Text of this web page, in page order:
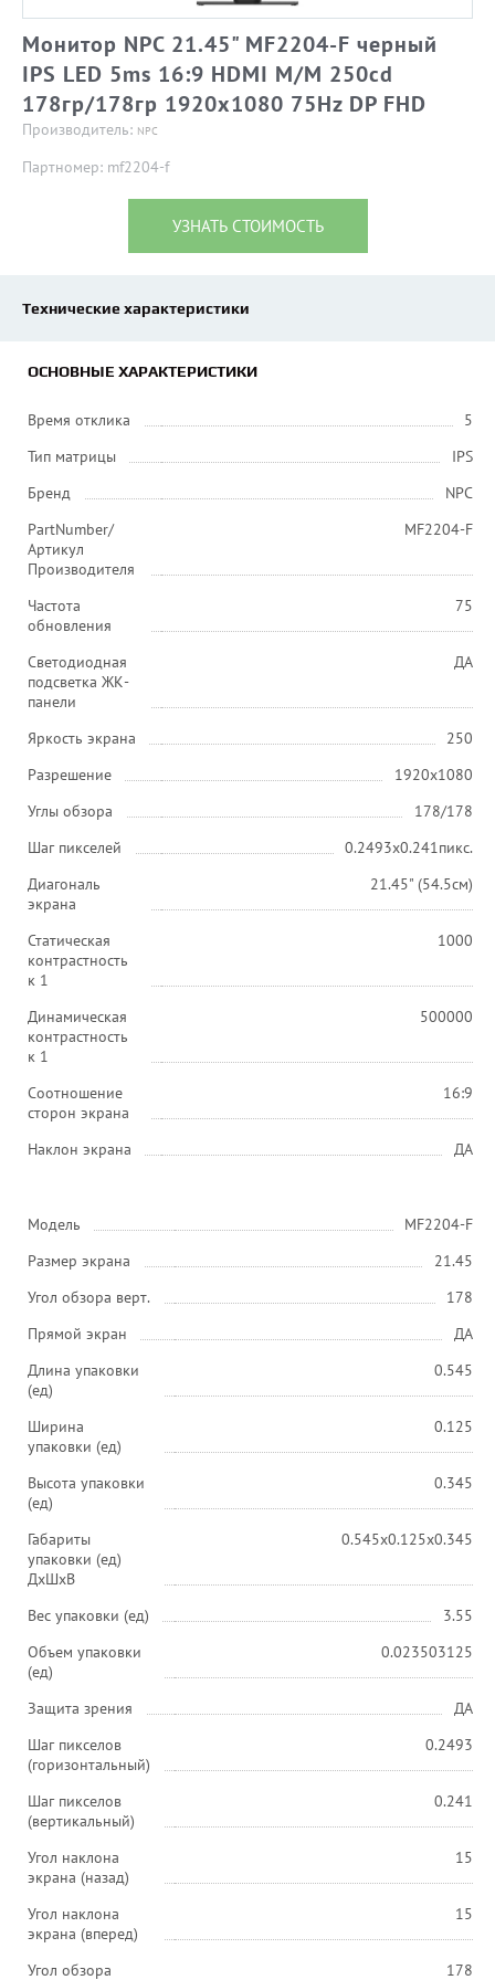
Монитор NPC 21.45" MF2204-F черный
IPS LED 5ms 16:9 HDMI M/M 250cd
178гр/178гр 1920x1080 75Hz DP FHD
Производитель: NPC
Партномер: mf2204-f
УЗНАТЬ СТОИМОСТЬ
Технические характеристики
ОСНОВНЫЕ ХАРАКТЕРИСТИКИ
Время отклика
5
Тип матрицы
IPS
Бренд
NPC
PartNumber/
Артикул
Производителя
MF2204-F
Частота
обновления
75
Светодиодная
подсветка ЖК-
панели
ДА
Яркость экрана
250
Разрешение
1920x1080
Углы обзора
178/178
Шаг пикселей
0.2493x0.241пикс.
Диагональ
экрана
21.45" (54.5см)
Статическая
контрастность
к 1
1000
Динамическая
контрастность
к 1
500000
Соотношение
сторон экрана
16:9
Наклон экрана ДА
Модель
MF2204-F
Размер экрана
21.45
Угол обзора верт.
178
Прямой экран
ДА
Длина упаковки
(ед)
0.545
Ширина
упаковки (ед)
0.125
Высота упаковки
(ед)
0.345
Габариты
упаковки (ед)
ДхШхВ
0.545x0.125x0.345
Вес упаковки (ед)
3.55
Объем упаковки
(ед)
0.023503125
Защита зрения
ДА
Шаг пикселов
(горизонтальный)
0.2493
Шаг пикселов
(вертикальный)
0.241
Угол наклона
экрана (назад)
15
Угол наклона
экрана (вперед)
15
Угол обзора 178